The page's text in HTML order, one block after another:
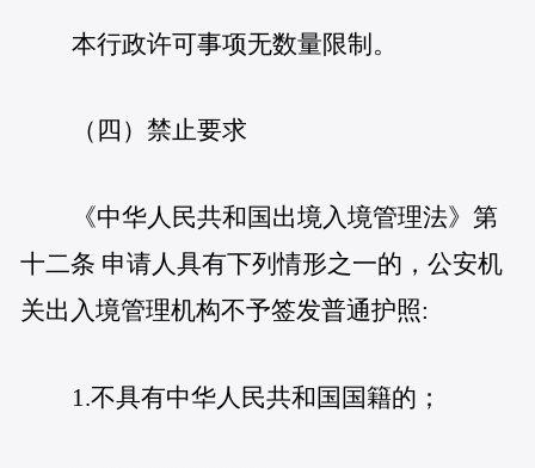
本行政许可事项无数量限制。
（四）禁止要求
《中华人民共和国出境入境管理法》第
十二条 申请人具有下列情形之一的，公安机
关出入境管理机构不予签发普通护照:
1.不具有中华人民共和国国籍的；